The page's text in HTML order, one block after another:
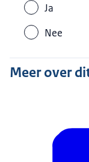
Ja
Nee
Meer over